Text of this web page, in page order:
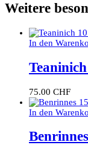
Weitere
In den
75.00 CHF
In den